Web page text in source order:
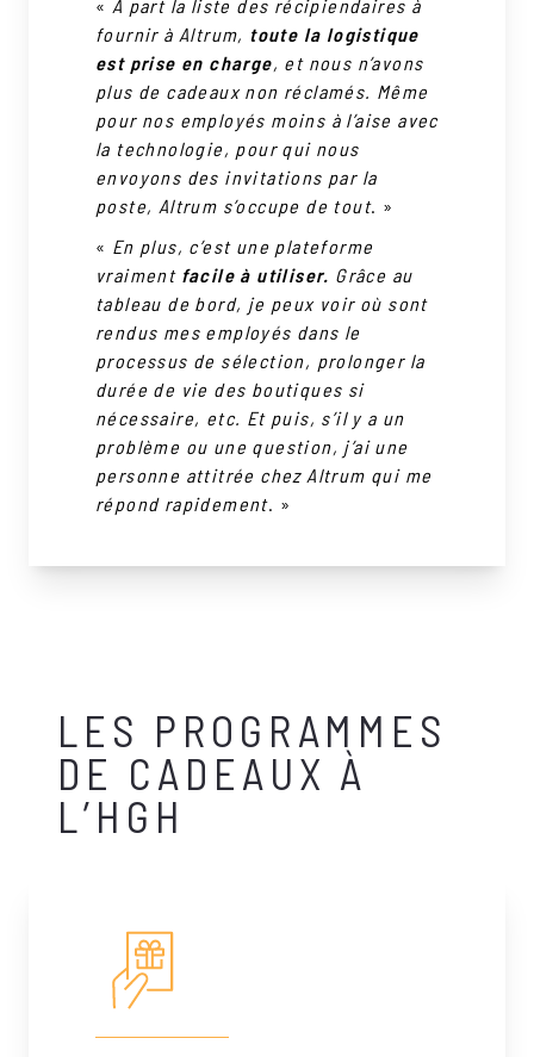
« À part la liste des récipiendaires à
fournir à Altrum, toute la logistique
est prise en charge, et nous n’avons
plus de cadeaux non réclamés. Même
pour nos employés moins à l’aise avec
la technologie, pour qui nous
envoyons des invitations par la
poste, Altrum s’occupe de tout. »
« En plus, c’est une plateforme
vraimentfacile à utiliser. Grâce au
tableau de bord, je peux voir où sont
rendus mes employés dans le
processus de sélection, prolonger la
durée de vie des boutiques si
nécessaire, etc. Et puis, s’il y a un
problème ou une question, j’ai une
personne attitrée chez Altrum qui me
répond rapidement. »
LES PROGRAMMES
DE CADEAUX À
L’HGH